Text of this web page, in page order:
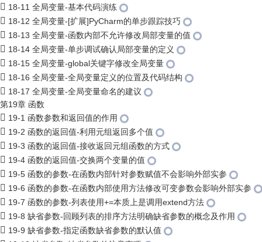
18-11 全局变量-基本代码演练
18-12 全局变量-[扩展]PyCharm的单步跟踪技巧
18-13 全局变量-函数内部不允许修改局部变量的值
18-14 全局变量-单步调试确认局部变量的定义
18-15 全局变量-global关键字修改全局变量
18-16 全局变量-全局变量定义的位置及代码结构
18-17 全局变量-全局变量命名的建议
第19章 函数
19-1 函数参数和返回值的作用
19-2 函数的返回值-利用元组返回多个值
19-3 函数的返回值-接收返回元组函数的方式
19-4 函数的返回值-交换两个变量的值
19-5 函数的参数-在函数内部针对参数赋值不会影响外部实参
19-6 函数的参数-在函数内部使用方法修改可变参数会影响外部实参
19-7 函数的参数-列表使用+=本质上是调用extend方法
19-8 缺省参数-回顾列表的排序方法明确缺省参数的概念及作用
19-9 缺省参数-指定函数缺省参数的默认值